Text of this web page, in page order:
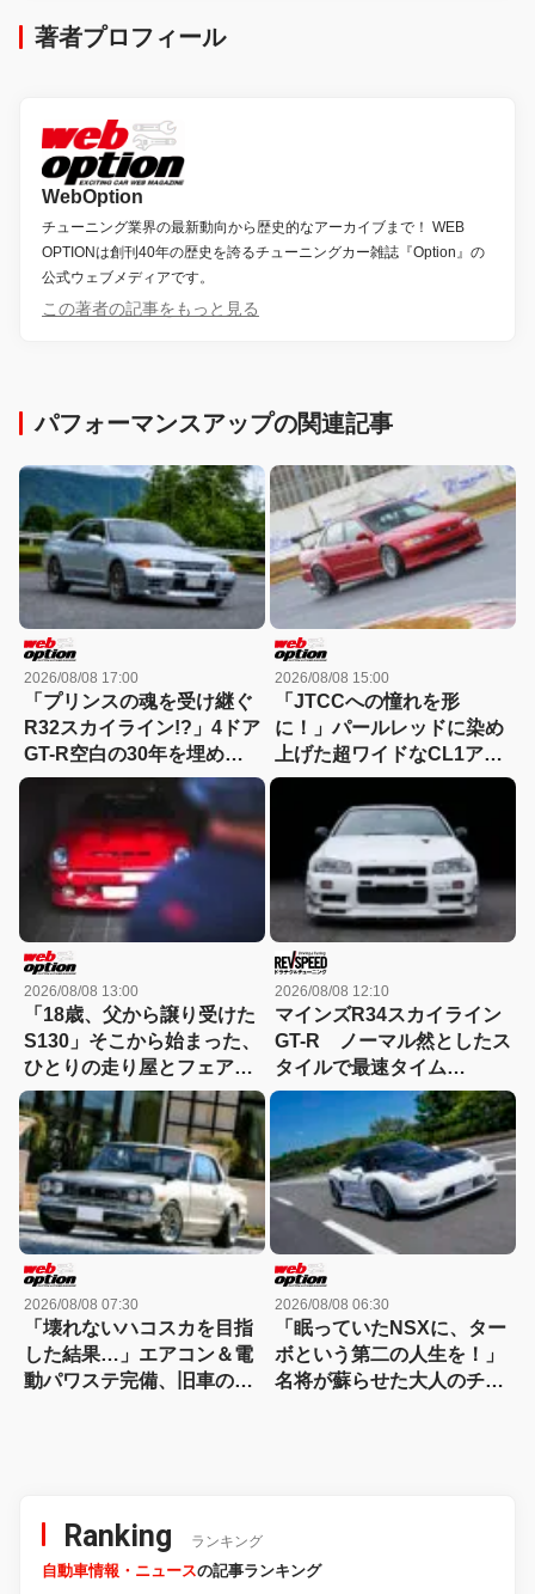
著者プロフィール
WebOption
チューニング業界の最新動向から歴史的なアーカイブまで！ WEB
OPTIONは創刊40年の歴史を誇るチューニングカー雑誌『Option』の
公式ウェブメディアです。
この著者の記事をもっと見る
パフォーマンスアップの関連記事
2026/08/08 17:00
「プリンスの魂を受け継ぐ
R32スカイライン!?」4ドア
GT-R空白の30年を埋めた
『GTB-4』という存在
2026/08/08 15:00
「JTCCへの憧れを形
に！」パールレッドに染め
上げた超ワイドなCL1アコ
ードユーロRの美学
2026/08/08 13:00
「18歳、父から譲り受けた
S130」そこから始まった、
ひとりの走り屋とフェアレ
ディZの物語
2026/08/08 12:10
マインズR34スカイライン
GT-R ノーマル然としたス
タイルで最速タイム
Playbackチューニングヒー
2026/08/08 07:30
「壊れないハコスカを目指
した結果…」エアコン＆電
動パワステ完備、旧車の常
2026/08/08 06:30
「眠っていたNSXに、ター
ボという第二の人生を！」
名将が蘇らせた大人のチュ
Ranking ランキング
自動車情報・ニュースの記事ランキング